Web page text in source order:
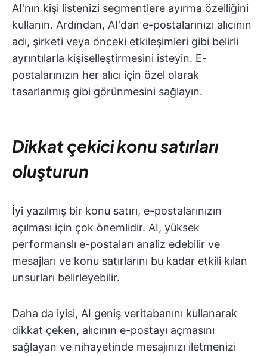
AI'nın kişi listenizi segmentlere ayırma özelliğini
kullanın. Ardından, AI'dan e-postalarınızı alıcının
adı, şirketi veya önceki etkileşimleri gibi belirli
ayrıntılarla kişiselleştirmesini isteyin. E-
postalarınızın her alıcı için özel olarak
tasarlanmış gibi görünmesini sağlayın.
Dikkat çekici konu satırları
oluşturun
İyi yazılmış bir konu satırı, e-postalarınızın
açılması için çok önemlidir. AI, yüksek
performanslı e-postaları analiz edebilir ve
mesajları ve konu satırlarını bu kadar etkili kılan
unsurları belirleyebilir.
Daha da iyisi, AI geniş veritabanını kullanarak
dikkat çeken, alıcının e-postayı açmasını
sağlayan ve nihayetinde mesajınızı iletmenizi